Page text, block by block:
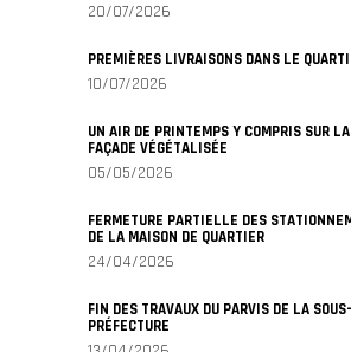
20/07/2026
PREMIÈRES LIVRAISONS DANS LE
10/07/2026
UN AIR DE PRINTEMPS Y COMPRIS SUR LA
FAÇADE VÉGÉTALISÉE
05/05/2026
FERMETURE PARTIELLE DES
DE LA MAISON DE QUARTIER
24/04/2026
FIN DES TRAVAUX DU PARVIS DE LA SOUS-
PRÉFECTURE